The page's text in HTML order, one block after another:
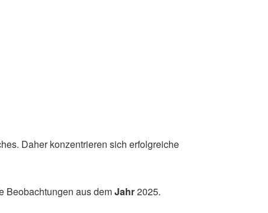
Daher konzentrieren sich erfolgreiche
Beobachtungen aus demJahr2025.